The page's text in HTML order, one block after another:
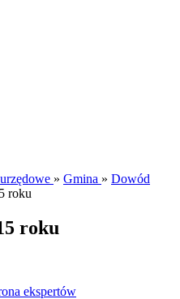
» Gmina » Dowód
roku
roku
ekspertów